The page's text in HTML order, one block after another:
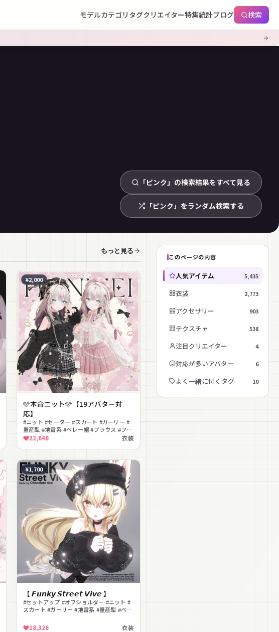
モデルカテゴリ タグクリエイター特集統計ブログ 検索
「ピンク」の検索結果をすべて見る
「ピンク」をランダム検索する
もっと見る
¥2,000
🩷本命ニット🩷【19アバター対
応】
#ニット #セーター #スカート #ガーリー #
量産型 #地雷系 #ベレー帽 #ブラウス #フレ
ア #かわいい
22,648 衣装
¥1,700
【 𝙁𝙪𝙣𝙠𝙮 𝙎𝙩𝙧𝙚𝙚𝙩 𝙑𝙞𝙫𝙚 】
#セットアップ #オフショルダー #ニット #
スカート #ガーリー #地雷系 #量産型 #ベレ
18,326
衣装
このページの内容
人気アイテム 5,435
衣装 2,773
アクセサリー 903
テクスチャ 538
注目クリエイター 4
対応が多いアバター 6
よく一緒に付くタグ 10